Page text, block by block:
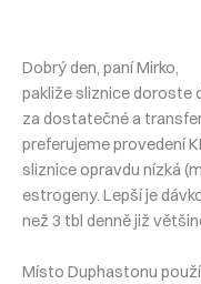
Dobrý den, paní Mirko,
pakliže sliznice doroste
za dostatečné a
preferujeme provedení
sliznice opravdu nízká
estrogeny. Lepší je
než 3 tbl denně již
Místo Duphastonu